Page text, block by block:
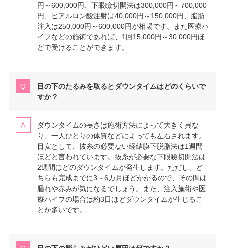
円～600,000円、下眼瞼切開法は300,000円～700,000
円、ヒアルロン酸注射は40,000円～150,000円、脂肪
注入は250,000円～600,000円が相場です。また医療ハ
イフなどの施術であれば、1回15,000円～30,000円ほ
どで受けることができます。
目の下のたるみを取るとダウンタイムはどのくらいで
すか？
ダウンタイムの長さは施術方法によって大きく異な
り、一人ひとりの体質などによっても左右されます。
目安として、抜糸の必要ない経結膜下脱脂法は1週間
ほどと言われています。抜糸が必要な下眼瞼切開法は
2週間ほどのダウンタイムが発生します。ただし、ど
ちらも完成までに3～6カ月ほどかかるので、その間は
腫れや赤みが気になるでしょう。また、注入施術や医
療ハイフの場合は約3日ほどダウンタイムが生じるこ
とが多いです。